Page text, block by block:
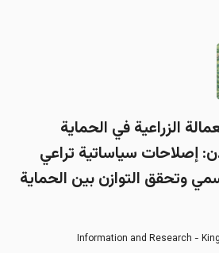
الزراعية في الحماية
إصلاحات سياساتية تراعي
وتحقق التوازن بين الحماية
Information and Research -